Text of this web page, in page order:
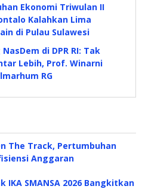
Ekonomi Triwulan II
Kalahkan Lima
di Pulau Sulawesi
NasDem di DPR RI: Tak
Lebih, Prof. Winarni
RG
The Track, Pertumbuhan
Anggaran
IKA SMANSA 2026 Bangkitkan